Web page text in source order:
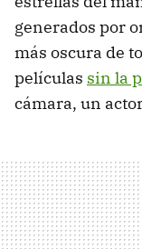
generados por
más oscura de
películas sin la
cámara, un